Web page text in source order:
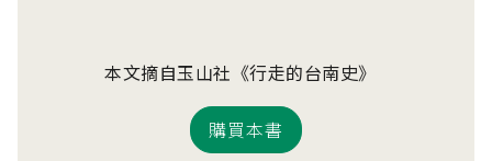
本文摘自玉山社《行走的台南史》
購買本書